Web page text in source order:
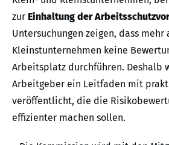
zur Einhaltung der
Untersuchungen zeigen, dass mehr
Kleinstunternehmen keine
Arbeitsplatz durchführen. Deshalb
Arbeitgeber ein Leitfaden mit
veröffentlicht, die die
effizienter machen sollen.